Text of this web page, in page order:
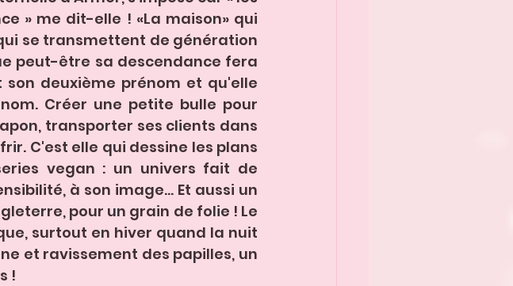
» me dit-elle ! «La maison» qui
se transmettent de génération
peut-être sa descendance fera
son deuxième prénom et qu'elle
Créer une petite bulle pour
transporter ses clients dans
C'est elle qui dessine les plans
vegan : un univers fait de
à son image... Et aussi un
pour un grain de folie ! Le
surtout en hiver quand la nuit
et ravissement des papilles, un
!